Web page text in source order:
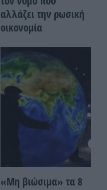
αλλάζει την ρωσική
οικονομία
«Μη βιώσιμα» τα 8